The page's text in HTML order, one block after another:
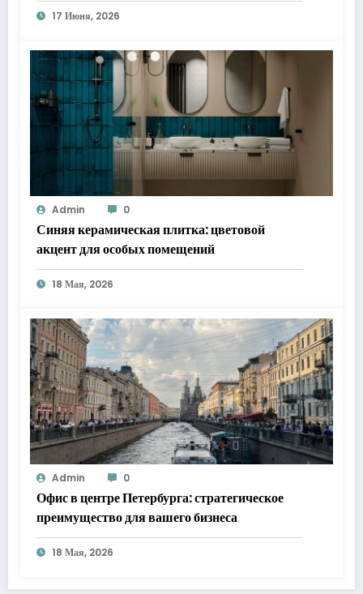
17 Июня, 2026
Admin 0
Синяя керамическая плитка: цветовой
акцент для особых помещений
18 Мая, 2026
Admin 0
Офис в центре Петербурга: стратегическое
преимущество для вашего бизнеса
18 Мая, 2026